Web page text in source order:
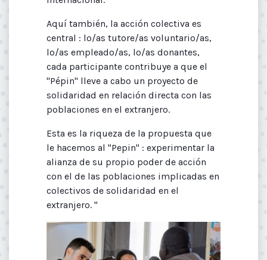
Aquí también, la acción colectiva es
central : lo/as tutore/as voluntario/as,
lo/as empleado/as, lo/as donantes,
cada participante contribuye a que el
"Pépin" lleve a cabo un proyecto de
solidaridad en relación directa con las
poblaciones en el extranjero.
Esta es la riqueza de la propuesta que
le hacemos al "Pepin" : experimentar la
alianza de su propio poder de acción
con el de las poblaciones implicadas en
colectivos de solidaridad en el
extranjero. "